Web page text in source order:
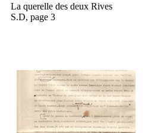
La querelle des deux Rives
S.D, page 3